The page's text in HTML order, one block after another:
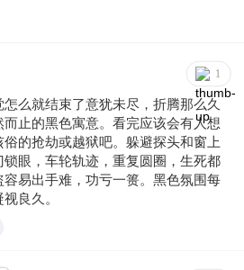
1
么就结束了意犹未尽，折腾那么久
止的黑色寓意。看完应该会有人想
的抢劫或越狱吧。躲避探头和窗上
眼，车轮轨迹，重复圆圈，生死都
易出手难，功亏一篑。黑色氛围每
良久。